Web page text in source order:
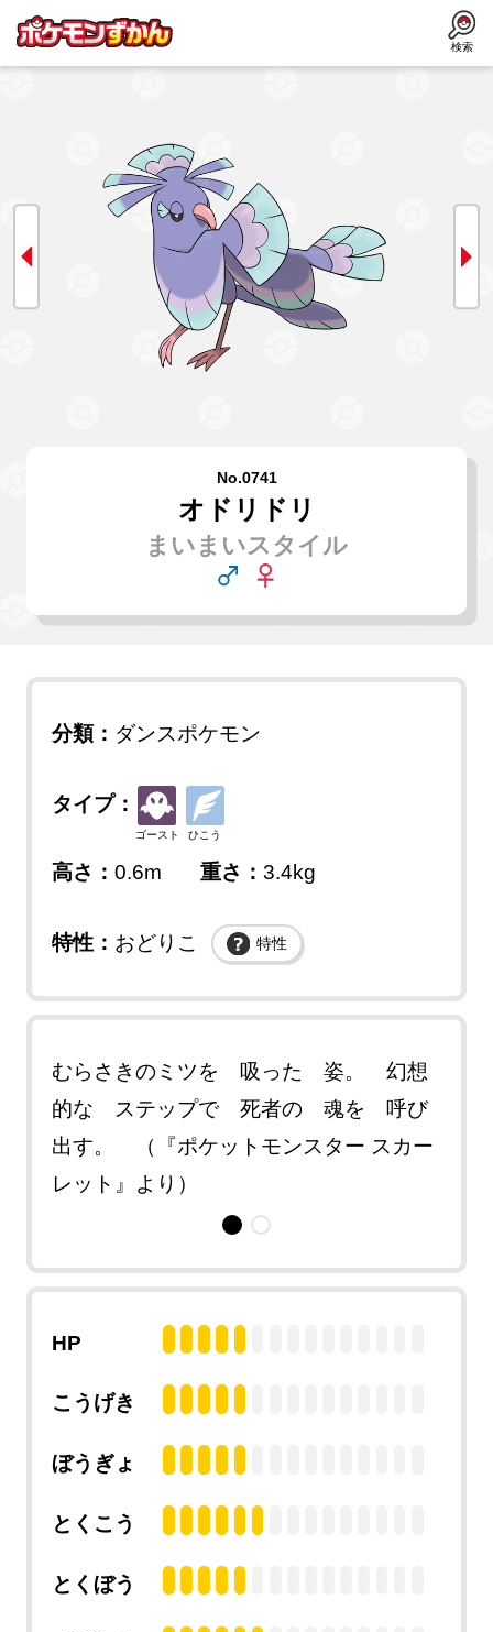
検索
No.0741
オドリドリ
まいまいスタイル
分類： ダンスポケモン
タイプ：
ゴースト ひこう
高さ： 0.6m 重さ：3.4kg
特性： おどりこ 特性
むらさきのミツを 吸った 姿。 幻想
的な ステップで 死者の 魂を 呼び
出す。 （『ポケットモンスター スカー
レット』より）
HP
こうげき
ぼうぎょ
とくこう
とくぼう